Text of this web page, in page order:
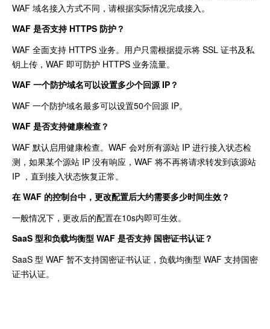
WAF 域名接入方式不同，请根据实际情况完成接入。
WAF 是否支持 HTTPS 防护？
WAF 全面支持 HTTPS 业务。用户只需根据提示将 SSL 证书及私
钥上传，WAF 即可防护 HTTPS 业务流量。
WAF 一个防护域名可以设置多少个回源 IP？
WAF 一个防护域名最多可以设置50个回源 IP。
WAF 是否支持健康检查？
WAF 默认启用健康检查。WAF 会对所有源站 IP 进行接入状态检
测，如果某个源站 IP 没有响应，WAF 将不再将请求转发到该源站
IP ，直到接入状态恢复正常。
在 WAF 的控制台中，更改配置后大约需要多少时间生效？
一般情况下，更改后的配置在10s内即可生效。
SaaS 型和负载均衡型 WAF 是否支持 国密证书认证？
SaaS 型 WAF 暂不支持国密证书认证，负载均衡型 WAF 支持国密
证书认证。